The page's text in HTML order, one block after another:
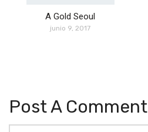
A Gold Seoul
junio 9, 2017
Post A Comment